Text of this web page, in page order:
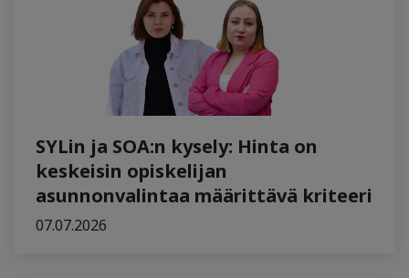
SYLin ja SOA:n kysely: Hinta on
keskeisin opiskelijan
asunnonvalintaa määrittävä kriteeri
07.07.2026